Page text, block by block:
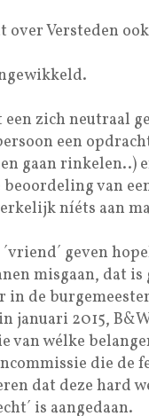
over Versteden
zich neutraal
een
gaan rinkelen..)
van
níéts aan
geven
misgaan, dat
in de
januari 2015,
van wélke
die de
dat deze hard
is aangedaan.